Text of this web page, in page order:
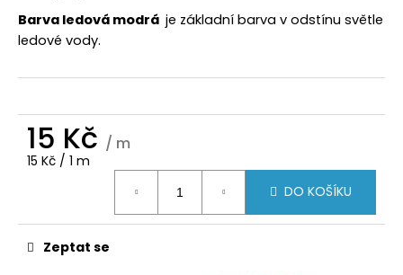
Barva ledová modrá je základní barva v odstínu světle
ledové vody.
15 Kč / m
Měrná
15 Kč / 1 m
DO KOŠÍKU
Zeptat se
u
č
j
m